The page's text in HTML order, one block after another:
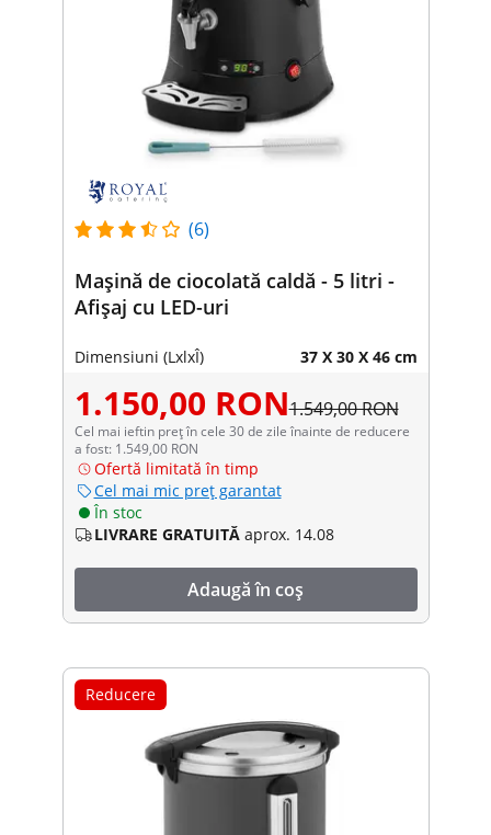
(6)
Mașină de ciocolată caldă - 5 litri -
Afișaj cu LED-uri
Dimensiuni (LxlxÎ) 37 X 30 X 46 cm
1.150,00 RON1.549,00 RON
Cel mai ieftin preț în cele 30 de zile înainte de reducere
a fost: 1.549,00 RON
Ofertă limitată în timp
Cel mai mic preț garantat
În stoc
LIVRARE GRATUITĂ aprox. 14.08
Adaugă în coș
Reducere